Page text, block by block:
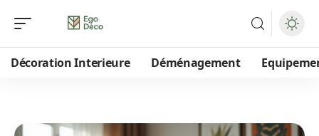
Décoration Interieure Déménagement